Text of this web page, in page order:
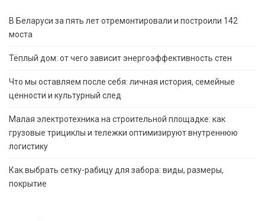
В Беларуси за пять лет отремонтировали и построили 142
моста
Тёплый дом: от чего зависит энергоэффективность стен
Что мы оставляем после себя: личная история, семейные
ценности и культурный след
Малая электротехника на строительной площадке: как
грузовые трициклы и тележки оптимизируют внутреннюю
логистику
Как выбрать сетку-рабицу для забора: виды, размеры,
покрытие